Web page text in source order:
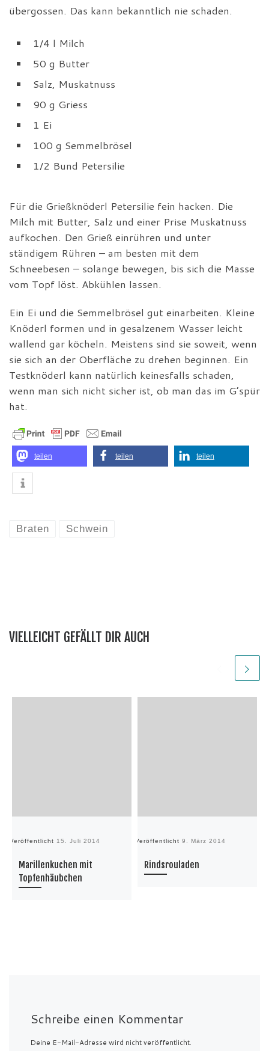
übergossen. Das kann bekanntlich nie schaden.
1/4 l Milch
50 g Butter
Salz, Muskatnuss
90 g Griess
1 Ei
100 g Semmelbrösel
1/2 Bund Petersilie
Für die Grießknöderl Petersilie fein hacken. Die
Milch mit Butter, Salz und einer Prise Muskatnuss
aufkochen. Den Grieß einrühren und unter
ständigem Rühren – am besten mit dem
Schneebesen – solange bewegen, bis sich die Masse
vom Topf löst. Abkühlen lassen.
Ein Ei und die Semmelbrösel gut einarbeiten. Kleine
Knöderl formen und in gesalzenem Wasser leicht
wallend gar köcheln. Meistens sind sie soweit, wenn
sie sich an der Oberfläche zu drehen beginnen. Ein
Testknöderl kann natürlich keinesfalls schaden,
wenn man sich nicht sicher ist, ob man das im G’spür
hat.
teilen teilen teilen
Braten Schwein
VIELLEICHT GEFÄLLT DIR AUCH
Veröffentlicht 15. Juli 2014
Marillenkuchen mit
Topfenhäubchen
Veröffentlicht 9. März 2014
Rindsrouladen
Schreibe einen Kommentar
Deine E-Mail-Adresse wird nicht veröffentlicht.